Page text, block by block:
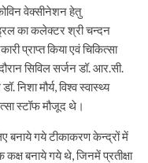
वेक्सीनेशन हेतु
का कलेक्टर श्री चन्दन
प्राप्त किया एवं चिकित्सा
सिविल सर्जन डॉ. आर.सी.
निशा मौर्य, विश्व स्वास्थ्य
स्टॉफ मौजूद थे।
बनाये गये टीकाकरण केन्द्रों में
बनाये गये थे, जिनमें प्रतीक्षा